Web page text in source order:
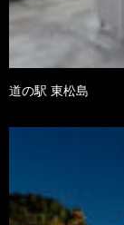
道の駅 東松島